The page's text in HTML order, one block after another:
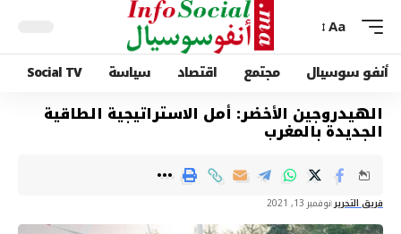
Aa
أنفو سوسيال مجتمع اقتصاد سياسة Social TV
الهيدروجين الأخضر: أمل الاستراتيجية الطاقية
الجديدة بالمغرب
فريق التحريرنوفمبر 13, 2021